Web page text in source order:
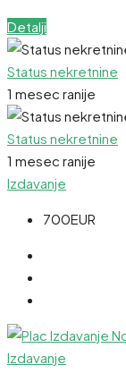
Detalji
Status nekretnine
1 mesec ranije
Status nekretnine
1 mesec ranije
Izdavanje
700EUR
Izdavanje